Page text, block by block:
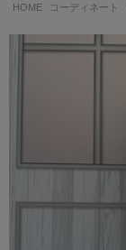
HOME コーディネート